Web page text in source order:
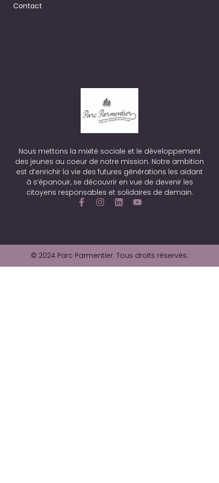
Nous mettons la mixité sociale et le développement
des jeunes au coeur de notre mission. Notre ambition
est d’enrichir la vie des futures générations les aidant
à s’épanouir, se découvrir en vue de devenir les
citoyens responsables et solidaires de demain.
Contact
© 2024 Parc Parmentier. Tous droits réservés.